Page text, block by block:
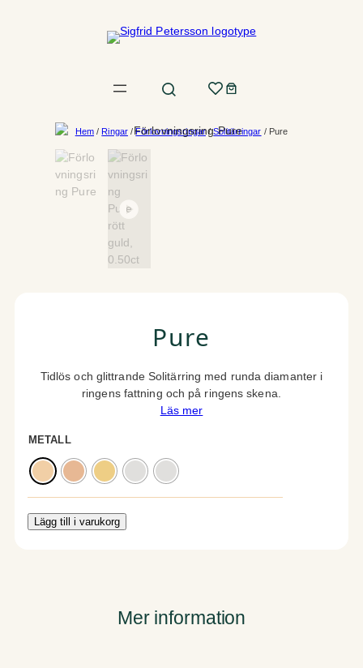
Hem /Ringar/Förlovningsringar/Solitärringar / Pure
Pure
Tidlös och glittrande Solitärring med runda diamanter i
ringens fattning och på ringens skena.
Läs mer
METALL
Lägg till i varukorg
Mer information